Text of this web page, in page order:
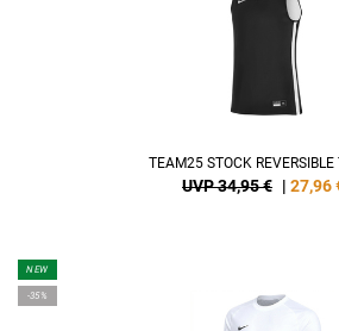
TEAM25 STOCK REVERSIBLE
UVP 34,95 € | 27,96
NEW
-35%